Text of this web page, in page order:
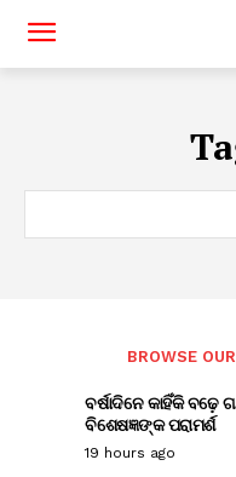
BROWSE
ବର୍ଷାଦିନେ କାହିଁକି ବଢ଼େ
ବିଶେଷଜ୍ଞଙ୍କ ପରାମର୍ଶ
19 hours ago